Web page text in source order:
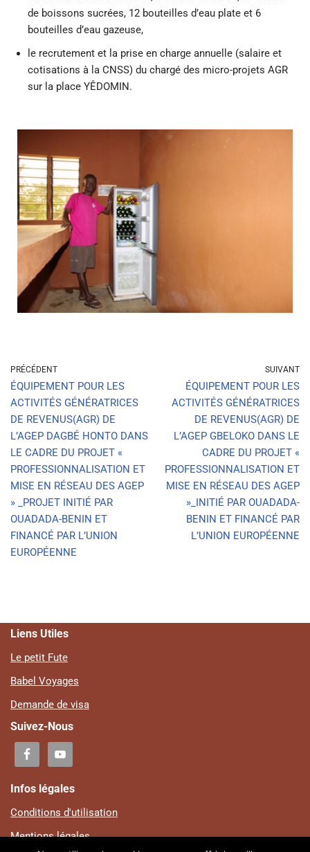
de boissons sucrées, 12 bouteilles d’eau plate et 6
bouteilles d’eau gazeuse,
le recrutement et la prise en charge annuelle (salaire et
cotisations à la CNSS) du chargé des micro-projets AGR
sur la place YÊDOMIN.
PRÉCÉDENT
ÉQUIPEMENT POUR LES
ACTIVITÉS GÉNÉRATRICES
DE REVENUS(AGR) DE
L’AGEP DAGBÉ HONTO DANS
LE CADRE DU PROJET «
PROFESSIONNALISATION ET
MISE EN RÉSEAU DES AGEP
» _PROJET INITIÉ PAR
OUADADA-BENIN ET
FINANCÉ PAR L’UNION
EUROPÉENNE
SUIVANT
ÉQUIPEMENT POUR LES
ACTIVITÉS GÉNÉRATRICES
DE REVENUS(AGR) DE
L’AGEP GBELOKO DANS LE
CADRE DU PROJET «
PROFESSIONNALISATION ET
MISE EN RÉSEAU DES AGEP
»_INITIÉ PAR OUADADA-
BENIN ET FINANCÉ PAR
L’UNION EUROPÉENNE
Liens Utiles
Le petit Fute
Babel Voyages
Demande de visa
Suivez-Nous
Infos légales
Conditions d'utilisation
Mentions légales